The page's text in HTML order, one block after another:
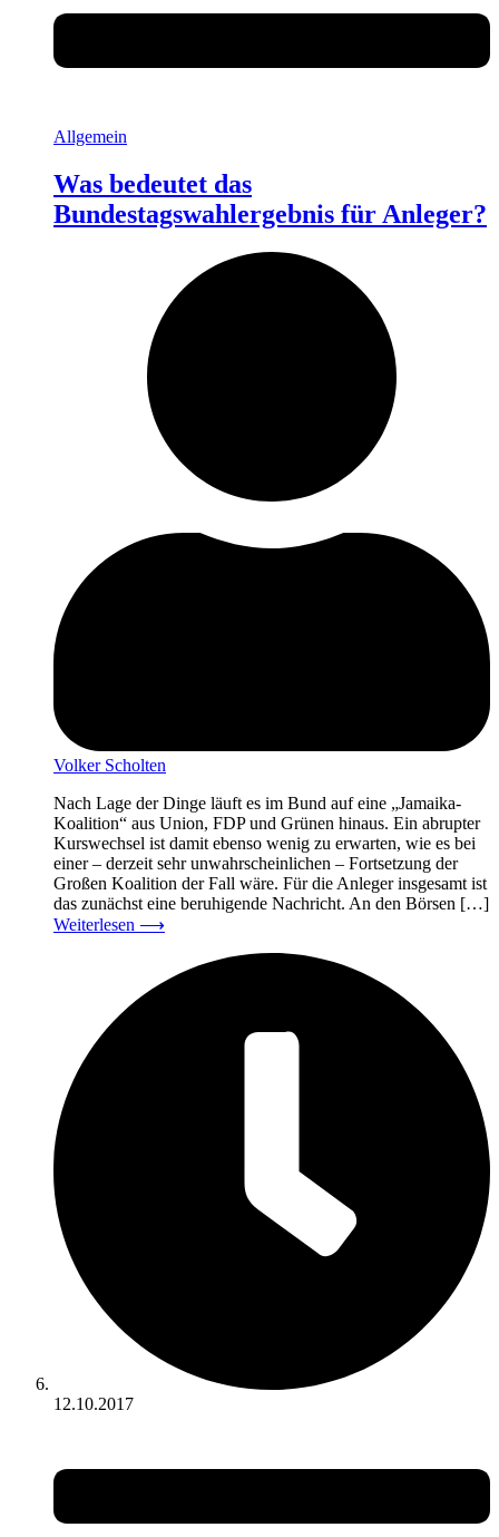
Allgemein
Was bedeutet das
Bundestagswahlergebnis für Anleger?
Volker Scholten
Nach Lage der Dinge läuft es im Bund auf eine „Jamaika-
Koalition“ aus Union, FDP und Grünen hinaus. Ein abrupter
Kurswechsel ist damit ebenso wenig zu erwarten, wie es bei
einer – derzeit sehr unwahrscheinlichen – Fortsetzung der
Großen Koalition der Fall wäre. Für die Anleger insgesamt ist
das zunächst eine beruhigende Nachricht. An den Börsen […]
Weiterlesen ⟶
12.10.2017